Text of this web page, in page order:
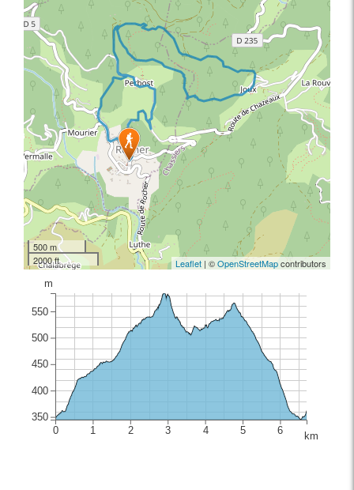
500 m
2000 ft
Leaflet | ©OpenStreetMapcontributors
0 1 2 3 4 5 6 km
350
400
450
500
550
m